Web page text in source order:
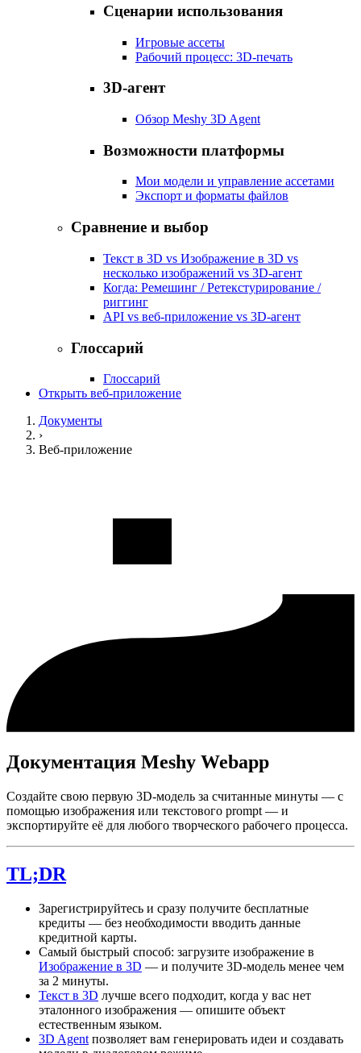
Сценарии использования
Игровые ассеты
Рабочий процесс: 3D-печать
3D-агент
Обзор Meshy 3D Agent
Возможности платформы
Мои модели и управление ассетами
Экспорт и форматы файлов
Сравнение и выбор
Текст в 3D vs Изображение в 3D vs
несколько изображений vs 3D-агент
Когда: Ремешинг / Ретекстурирование /
риггинг
API vs веб-приложение vs 3D-агент
Глоссарий
Глоссарий
Открыть веб-приложение
Документы
›
Веб-приложение
Документация Meshy Webapp
Создайте свою первую 3D-модель за считанные минуты — с
помощью изображения или текстового prompt — и
экспортируйте её для любого творческого рабочего процесса.
TL;DR
Зарегистрируйтесь и сразу получите бесплатные
кредиты — без необходимости вводить данные
кредитной карты.
Самый быстрый способ: загрузите изображение в
Изображение в 3D — и получите 3D-модель менее чем
за 2 минуты.
Текст в 3D лучше всего подходит, когда у вас нет
эталонного изображения — опишите объект
естественным языком.
3D Agent позволяет вам генерировать идеи и создавать